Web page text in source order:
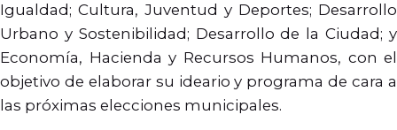
Igualdad; Cultura, Juventud y Deportes; Desarrollo
Urbano y Sostenibilidad; Desarrollo de la Ciudad; y
Economía, Hacienda y Recursos Humanos, con el
objetivo de elaborar su ideario y programa de cara a
las próximas elecciones municipales.